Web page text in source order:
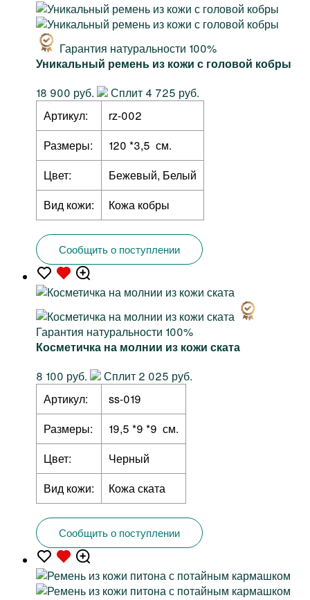
Гарантия натуральности 100%
Уникальный ремень из кожи с головой кобры
18 900 руб.
Сплит 4 725 руб.
Артикул:
rz-002
Размеры:
120 *3,5 см.
Цвет:
Бежевый, Белый
Вид кожи:
Кожа кобры
Сообщить о поступлении
Гарантия натуральности 100%
Косметичка на молнии из кожи ската
8 100 руб.
Сплит 2 025 руб.
Артикул:
ss-019
Размеры:
19,5 *9 *9 см.
Цвет:
Черный
Вид кожи:
Кожа ската
Сообщить о поступлении